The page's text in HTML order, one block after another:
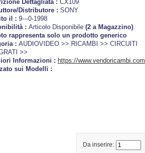
Dettagliata : CX109
Distributore : SONY
il : 9---0-1998
: Articolo Disponibile (2 a Magazzino).
rappresenta solo un prodotto generico
: AUDIOVIDEO >> RICAMBI >> CIRCUITI
>>
Informazioni : https://www.vendoricambi.com
sui Modelli :
Da inserire: